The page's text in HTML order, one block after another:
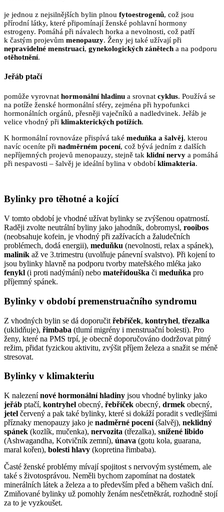
je jednou z nejsilnějších bylin plnou fytoestrogenů, což jsou
přírodní látky, které připomínají ženské pohlavní hormony
estrogeny. Pomáhá při návalech horka a nevolnosti, což patří
k častým projevům menopauzy. Ženy jej také užívají při
nepravidelné menstruaci, gynekologických zánětech a na podporu
otěhotnění.
Jeřáb ptačí
pomůže vyrovnat hormonální hladinu a srovnat cyklus. Používá se
na potíže ženské hormonální sféry, zejména při hypofunkci
hormonálních orgánů, přesněji vaječníků a nadledvinek. Jeřáb je
velice vhodný při klimakterických potížích.
K hormonální rovnováze přispívá také meduňka a šalvěj, kterou
navíc oceníte při nadměrném pocení, což bývá jedním z dalších
nepříjemných projevů menopauzy, stejně tak klidní nervy a pomáhá
při nespavosti – šalvěj je ideální bylina v období klimakteria.
Bylinky pro těhotné a kojící
V tomto období je vhodné užívat bylinky se zvýšenou opatrností.
Raději zvolte neutrální byliny jako jahodník, dobromysl, rooibos
(neobsahuje kofein, je vhodný při zažívacích a žaludečních
problémech, dodá energii), meduňku (nevolnosti, relax a spánek),
maliník až ve 3.trimestru (uvolňuje pánevní svalstvo). Při kojení to
jsou bylinky hlavně na podporu tvorby mateřského mléka jako
fenykl (i proti nadýmání) nebo mateřídouška či meduňka pro
příjemný spánek.
Bylinky v období premenstruačního syndromu
Z vhodných bylin se dá doporučit řebříček, kontryhel, třezalka
(uklidňuje), řimbaba (tlumí migrény i menstruační bolesti). Pro
ženy, které na PMS trpí, je obecně doporučováno dodržovat pitný
režim, přidat fyzickou aktivitu, zvýšit příjem železa a snažit se méně
stresovat.
Bylinky v klimakteriu
K nalezenínové hormonální hladiny jsou vhodné bylinky jako
jeřáb ptačí, kontryhel obecný, řebříček obecný, drmek obecný,
jetel červený a pak také bylinky, které si dokáží poradit s vedlejšími
příznaky menopauzy jako je nadměrné pocení(šalvěj), neklidný
spánek (kozlík, mučenka), nervozita (třezalka), snížené libido
(Ashwagandha, Kotvičník zemní), únava (gotu kola, guarana,
maral kořen), bolesti hlavy (kopretina řimbaba).
Časté ženské problémy mívají spojitost s nervovým systémem, ale
také s životosprávou. Neměli bychom zapomínat na dostatek
minerálních látek a železa a to především před a během vašich dní.
Zmiňované bylinky už pomohly ženám nesčetněkrát, rozhodně stojí
za to je vyzkoušet.